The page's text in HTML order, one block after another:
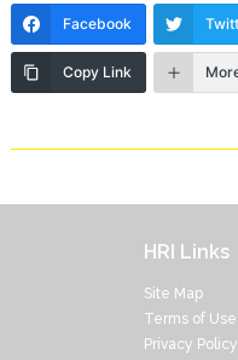
Facebook
Copy Link
HRI Links
Site Map
Terms of Use
Privacy Policy